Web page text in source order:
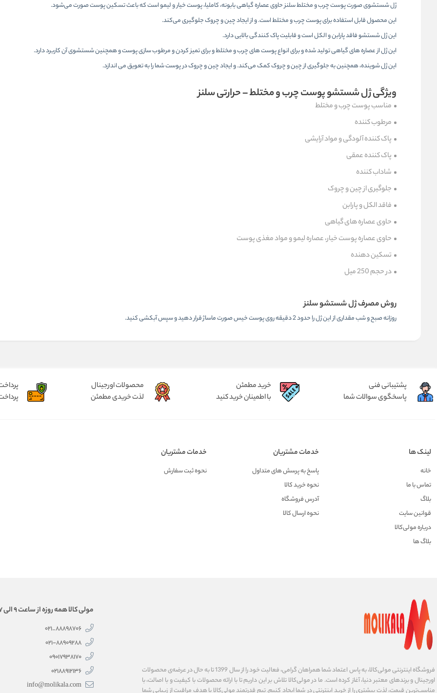
ژل شستشوی صورت پوست چرب و مختلط سلنز حاوی عصاره گیاهی بابونه، کاملیا، پوست خیار و لیمو است که باعث تسکین پوست صورت می‌شود.
این محصول قابل استفاده برای پوست چرب و مختلط است. و از ایجاد چین و چروک جلوگیری می‌کند.
این ژل شستشو فاقد پارابن و الکل است و قابلیت پاک کنندگی بالایی دارد.
این ژل از عصاره های گیاهی تولید شده و برای انواع پوست های چرب و مختلط و برای تمیز کردن و مرطوب سازی پوست و همچنین شستشوی آن کاربرد دارد.
این ژل شوینده، همچنین به جلوگیری از چین و چروک کمک می‌کند. و ایجاد چین و چروک در پوست شما را به تعویق می اندازد.
ویژگی ژل شستشو پوست چرب و مختلط – حرارتی سلنز
مناسب پوست چرب و مختلط
مرطوب کننده
پاک کننده آلودگی و مواد آرایشی
پاک کننده عمقی
شاداب کننده
جلوگیری از چین و چروک
فاقد الکل و پارابن
حاوی عصاره های گیاهی
حاوی عصاره پوست خیار، عصاره لیمو و مواد مغذی پوست
تسکین دهنده
در حجم 250 میل
روش مصرف ژل شستشو سلنز
روزانه صبح و شب مقداری از این ژل را حدود 2 دقیقه روی پوست خیس صورت ماساژ قرار دهید و سپس آبکشی کنید.
پشتیبانی فنی
پاسخگوی سوالات شما
خرید مطمئن
با اطمینان خرید کنید
محصولات اورجینال
لذت خریدی مطمئن
لینک ها
خانه
تماس با ما
بلاگ
قوانین سایت
درباره مولی‌کالا
بلاگ ها
خدمات مشتریان
پاسخ به پرسش های متداول
نحوه خرید کالا
آدرس فروشگاه
نحوه ارسال کالا
خدمات مشتریان
نحوه ثبت سفارش
فروشگاه اینترنتی مولی‌کالا، به پاس اعتماد شما همراهان گرامی، فعالیت خود را از سال 1399 تا به حال در عرضه‌ی محصولات
اورجینال و برندهای معتبر دنیا، آغاز کرده است. ما در مولی‌کالا تلاش بر این داریم تا با ارائه محصولات با کیفیت و با اصالت، با
مناسب‌ترین قیمت، لذت بیشتری را از خرید اینترنتی در شما ایجاد کنیم. تیم قدرتمند مولی‌کالا با هدف مراقبت از زیبایی شما
مولی کالا همه روزه از ساعت 9 الی 17 همراه شماست.
88898706_021
۰۲۱-۸۸۹۰۹۲۸۸
۰۹۰۱۷۹۳۸۱۷۰
02188912136
info@molikala.com